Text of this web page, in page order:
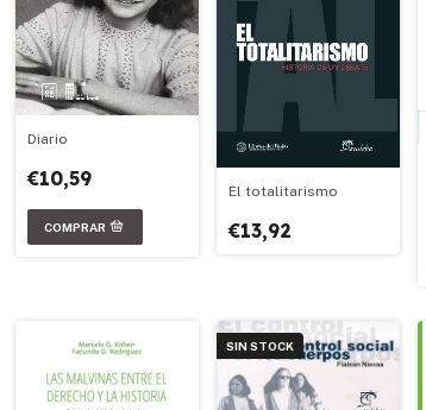
Diario
€10,59
El totalitarismo
€13,92
SIN STOCK